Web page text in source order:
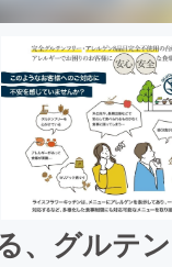
、グルテ